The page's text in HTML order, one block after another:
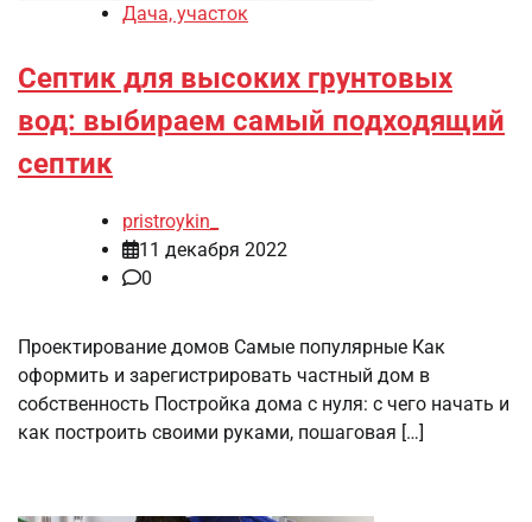
Дача, участок
Септик для высоких грунтовых
вод: выбираем самый подходящий
септик
pristroykin_
11 декабря 2022
0
Проектирование домов Самые популярные Как
оформить и зарегистрировать частный дом в
собственность Постройка дома с нуля: с чего начать и
как построить своими руками, пошаговая […]